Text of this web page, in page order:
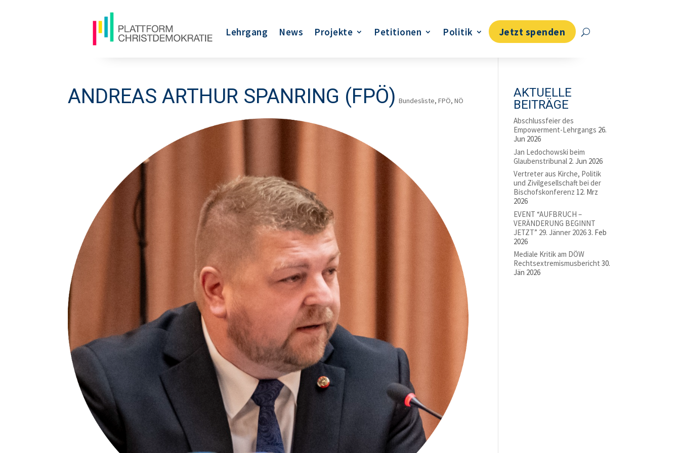
Lehrgang News Projekte Petitionen Politik Jetzt spenden
ANDREAS ARTHUR SPANRING (FPÖ) Bundesliste,FPÖ,NÖ AKTUELLE
BEITRÄGE
Abschlussfeier des
Empowerment-Lehrgangs 26.
Jun 2026
Jan Ledochowski beim
Glaubenstribunal 2. Jun 2026
Vertreter aus Kirche, Politik
und Zivilgesellschaft bei der
Bischofskonferenz 12. Mrz
2026
EVENT “AUFBRUCH –
VERÄNDERUNG BEGINNT
JETZT” 29. Jänner 20263. Feb
2026
Mediale Kritik am DÖW
Rechtsextremismusbericht 30.
Jän 2026